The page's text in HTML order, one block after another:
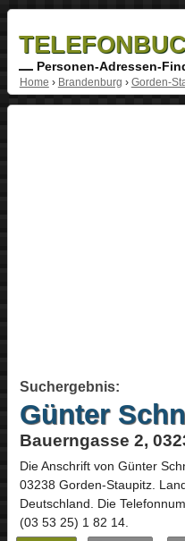
Personen-Adressen-
Home › Brandenburg › Gorden-
Suchergebnis:
Günter
Bauerngasse 2,
Die Anschrift von Günter
03238 Gorden-Staupitz.
Deutschland. Die
(03 53 25) 1 82 14.